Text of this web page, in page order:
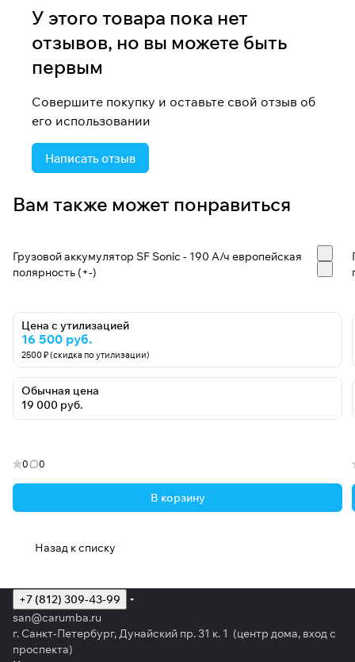
У этого товара пока нет
отзывов, но вы можете быть
первым
Совершите покупку и оставьте свой отзыв об
его использовании
Написать отзыв
Вам также может понравиться
Грузовой аккумулятор SF Sonic - 190 А/ч европейская
полярность (+-)
Цена с утилизацией
16 500 руб.
2500 ₽ (скидка по утилизации)
Обычная цена
19 000 руб.
0 0
В корзину
Назад к списку
+7 (812) 309-43-99
san@carumba.ru
г. Санкт-Петербург, Дунайский пр. 31 к. 1 (центр дома, вход с
проспекта)